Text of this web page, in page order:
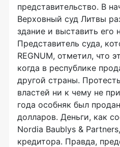
представительство. В
Верховный суд Литвы
здание и выставить его
Представитель суда,
REGNUM, отметил, что
когда в республике
другой страны.
властей ни к чему не
года особняк был
долларов. Деньги, как
Nordia Baublys &
кредитора. Правда,